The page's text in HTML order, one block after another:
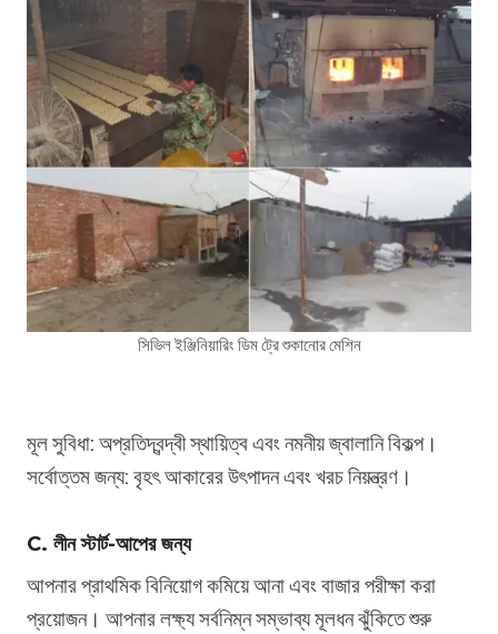
সিভিল ইঞ্জিনিয়ারিং ডিম ট্রে শুকানোর মেশিন
মূল সুবিধা: অপ্রতিদ্বন্দ্বী স্থায়িত্ব এবং নমনীয় জ্বালানি বিকল্প।
সর্বোত্তম জন্য: বৃহৎ আকারের উৎপাদন এবং খরচ নিয়ন্ত্রণ।
C. লীন স্টার্ট-আপের জন্য
আপনার প্রাথমিক বিনিয়োগ কমিয়ে আনা এবং বাজার পরীক্ষা করা
প্রয়োজন। আপনার লক্ষ্য সর্বনিম্ন সম্ভাব্য মূলধন ঝুঁকিতে শুরু